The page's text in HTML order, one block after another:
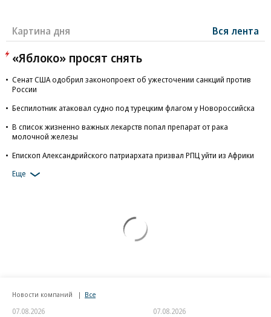
Картина дня Вся лента
«Яблоко» просят снять
Сенат США одобрил законопроект об ужесточении санкций против
России
Беспилотник атаковал судно под турецким флагом у Новороссийска
В список жизненно важных лекарств попал препарат от рака
молочной железы
Епископ Александрийского патриархата призвал РПЦ уйти из Африки
Еще
Новости компаний Все
07.08.2026 07.08.2026